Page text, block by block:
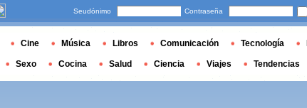
Seudónimo Contraseña
Cine Música Libros Comunicación Tecnología
Sexo Cocina Salud Ciencia Viajes Tendencias